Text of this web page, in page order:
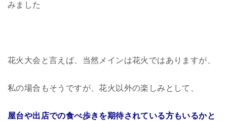
みました
花火大会と言えば、当然メインは花火ではありますが、
私の場合もそうですが、花火以外の楽しみとして、
屋台や出店での食べ歩きを期待されている方もいるかと